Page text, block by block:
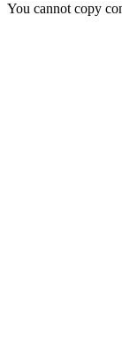
You cannot copy